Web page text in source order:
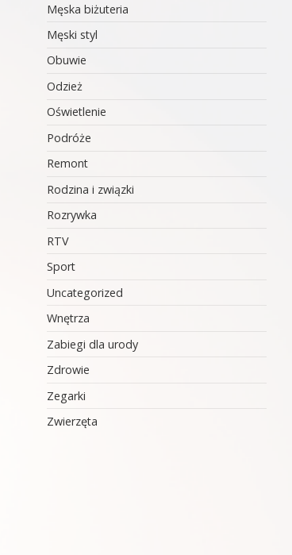
Męska biżuteria
Męski styl
Obuwie
Odzież
Oświetlenie
Podróże
Remont
Rodzina i związki
Rozrywka
RTV
Sport
Uncategorized
Wnętrza
Zabiegi dla urody
Zdrowie
Zegarki
Zwierzęta